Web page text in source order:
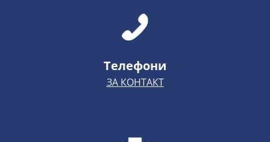
Телефони
ЗА КОНТАКТ